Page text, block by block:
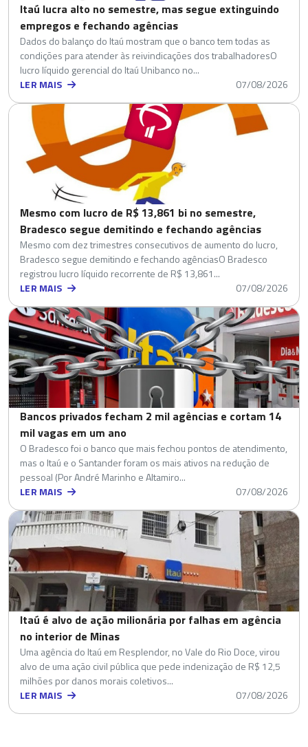
Itaú lucra alto no semestre, mas segue extinguindo
empregos e fechando agências
Dados do balanço do Itaú mostram que o banco tem todas as
condições para atender às reivindicações dos trabalhadoresO
lucro líquido gerencial do Itaú Unibanco no...
LER MAIS
07/08/2026
Mesmo com lucro de R$ 13,861 bi no semestre,
Bradesco segue demitindo e fechando agências
Mesmo com dez trimestres consecutivos de aumento do lucro,
Bradesco segue demitindo e fechando agênciasO Bradesco
registrou lucro líquido recorrente de R$ 13,861...
LER MAIS
07/08/2026
Bancos privados fecham 2 mil agências e cortam 14
mil vagas em um ano
O Bradesco foi o banco que mais fechou pontos de atendimento,
mas o Itaú e o Santander foram os mais ativos na redução de
pessoal (Por André Marinho e Altamiro...
LER MAIS
07/08/2026
Itaú é alvo de ação milionária por falhas em agência
no interior de Minas
Uma agência do Itaú em Resplendor, no Vale do Rio Doce, virou
alvo de uma ação civil pública que pede indenização de R$ 12,5
milhões por danos morais coletivos...
LER MAIS
07/08/2026